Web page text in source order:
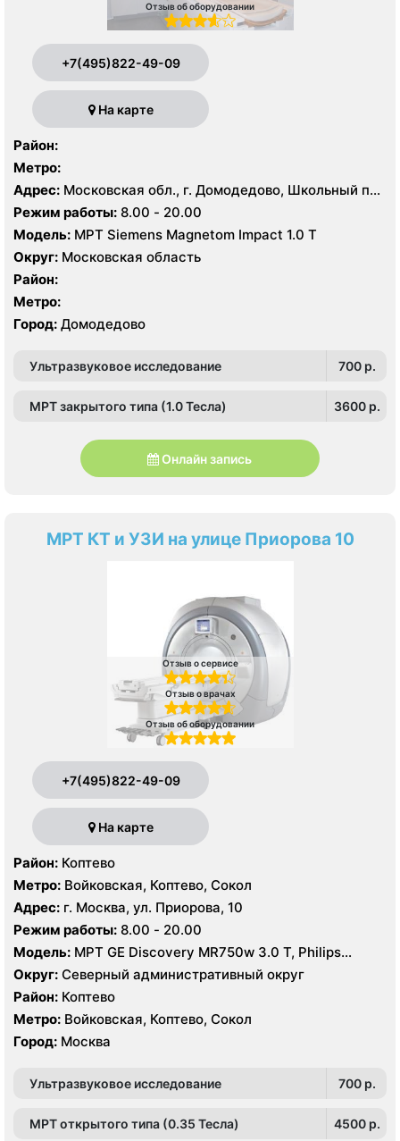
Отзыв об оборудовании
+7(495)822-49-09
На карте
Район:
Метро:
Адрес: Московская обл., г. Домодедово, Школьный пр.,
1
Режим работы:
8.00 - 20.00
Модель: МРТ Siemens Magnetom Impact 1.0 Т
Округ: Московская область
Район:
Метро:
Город: Домодедово
Ультразвуковое исследование 700 p.
МРТ закрытого типа (1.0 Тесла) 3600 p.
Онлайн запись
МРТ КТ и УЗИ на улице Приорова 10
Отзыв о сервисе
Отзыв о врачах
Отзыв об оборудовании
+7(495)822-49-09
На карте
Район: Коптево
Метро: Войковская, Коптево, Сокол
Адрес: г. Москва, ул. Приорова, 10
Режим работы: 8.00 - 20.00
Модель: МРТ GE Discovery MR750w 3.0 T, Philips
Ingenia 1.5 Т, GE Signa Ovation HDx 0.35T, КТ Philips
Ingenuity Elite 128 срезов, GE LightSpeed 64 среза,
Siemens SOMATOM Emotion 16 срезов
Округ: Северный административный округ
Район: Коптево
Метро: Войковская, Коптево, Сокол
Город: Москва
Ультразвуковое исследование 700 p.
МРТ открытого типа (0.35 Тесла) 4500 p.